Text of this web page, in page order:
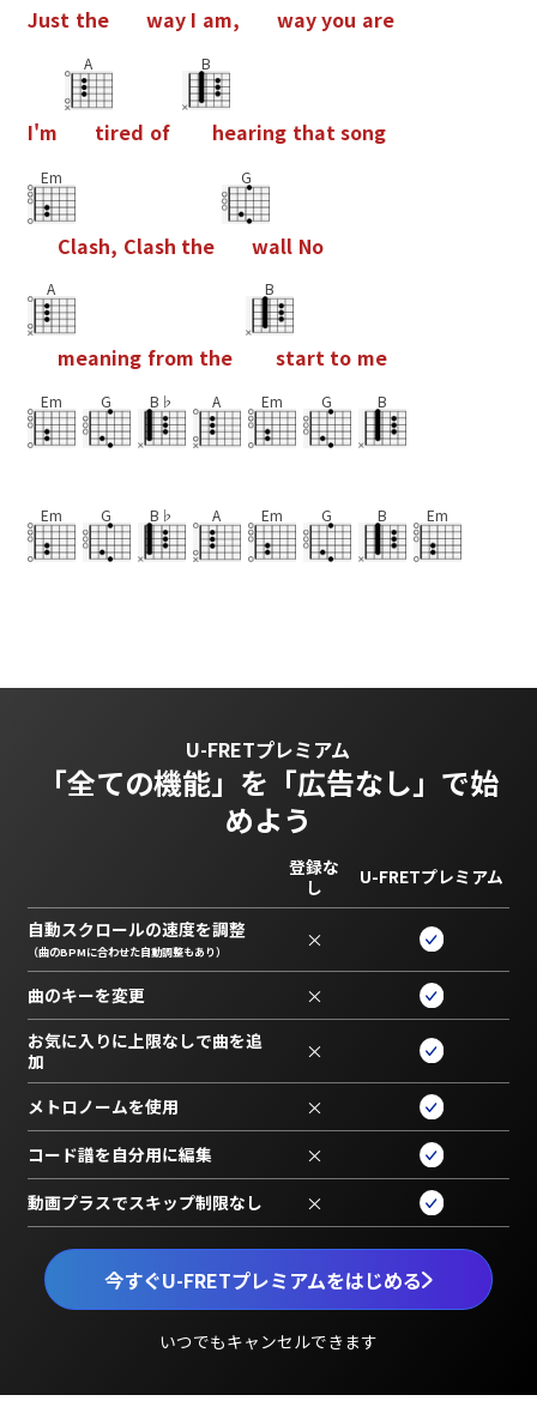
Just the way I am, wayyou are
I'm
A
tired of
B
hearing thatsong
Em
Clash, Clash the
G
wall No
A
meaning from the
B
start to me
Em G B♭ A Em G B
Em G B♭ A Em G B Em
U-FRETプレミアム
「全ての機能」を 「広告なし」で始
めよう
今すぐU-FRETプレミアムをはじめる
いつでもキャンセルできます
登録な
し
U-FRETプレミアム
自動スクロールの速度を調整
（曲のBPMに合わせた自動調整もあり） ×
曲のキーを変更 ×
お気に入りに上限なしで曲を追
加
×
メトロノームを使用 ×
コード譜を自分用に編集 ×
動画プラスでスキップ制限なし ×